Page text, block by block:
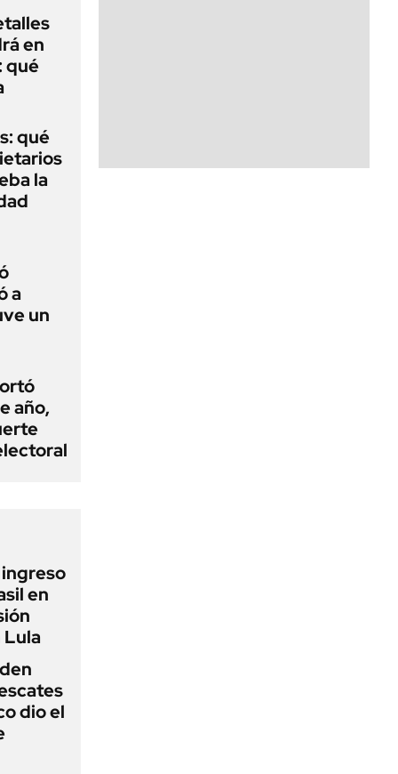
en
qué
qué
la
a
un
año,
en
dio el